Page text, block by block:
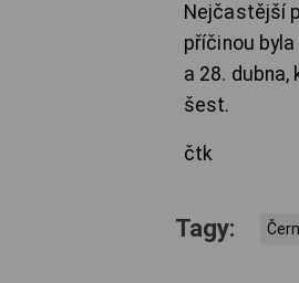
Nejčastější
příčinou
a 28. dubna,
šest.
čtk
Tagy: